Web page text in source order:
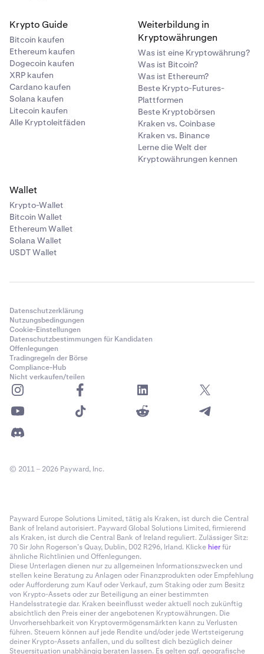
Krypto Guide
Bitcoin kaufen
Ethereum kaufen
Dogecoin kaufen
XRP kaufen
Cardano kaufen
Solana kaufen
Litecoin kaufen
Alle Kryptoleitfäden
Weiterbildung in
Kryptowährungen
Was ist eine Kryptowährung?
Was ist Bitcoin?
Was ist Ethereum?
Beste Krypto-Futures-
Plattformen
Beste Kryptobörsen
Kraken vs. Coinbase
Kraken vs. Binance
Lerne die Welt der
Kryptowährungen kennen
Wallet
Krypto-Wallet
Bitcoin Wallet
Ethereum Wallet
Solana Wallet
USDT Wallet
Datenschutzerklärung
Nutzungsbedingungen
Cookie-Einstellungen
Datenschutzbestimmungen für Kandidaten
Offenlegungen
Tradingregeln der Börse
Compliance-Hub
Nicht verkaufen/teilen
© 2011 – 2026 Payward, Inc.
Payward Europe Solutions Limited, tätig als Kraken, ist durch die Central
Bank of Ireland autorisiert. Payward Global Solutions Limited, firmierend
als Kraken, ist durch die Central Bank of Ireland reguliert. Zulässiger Sitz:
70 Sir John Rogerson’s Quay, Dublin, D02 R296, Irland. Klicke hierfür
ähnliche Richtlinien und Offenlegungen.
Diese Unterlagen dienen nur zu allgemeinen Informationszwecken und
stellen keine Beratung zu Anlagen oder Finanzprodukten oder Empfehlung
oder Aufforderung zum Kauf oder Verkauf, zum Staking oder zum Besitz
von Krypto-Assets oder zur Beteiligung an einer bestimmten
Handelsstrategie dar. Kraken beeinflusst weder aktuell noch zukünftig
absichtlich den Preis einer der angebotenen Kryptowährungen. Die
Unvorhersehbarkeit von Kryptovermögensmärkten kann zu Verlusten
führen. Steuern können auf jede Rendite und/oder jede Wertsteigerung
deiner Krypto-Assets anfallen, und du solltest dich bezüglich deiner
Steuersituation unabhängig beraten lassen. Es gelten ggf. geografische